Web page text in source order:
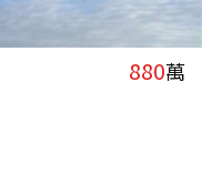
880萬